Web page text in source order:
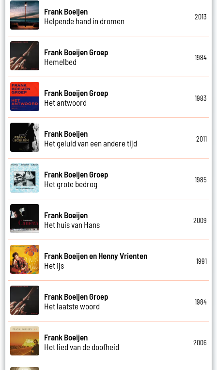
Frank Boeijen
Helpende hand in dromen
2013
Frank Boeijen Groep
Hemelbed
1984
Frank Boeijen Groep
Het antwoord
1983
Frank Boeijen
Het geluid van een andere tijd
2011
Frank Boeijen Groep
Het grote bedrog
1985
Frank Boeijen
Het huis van Hans
2009
Frank Boeijen en Henny Vrienten
Het ijs
1991
Frank Boeijen Groep
Het laatste woord
1984
Frank Boeijen
Het lied van de doofheid
2006